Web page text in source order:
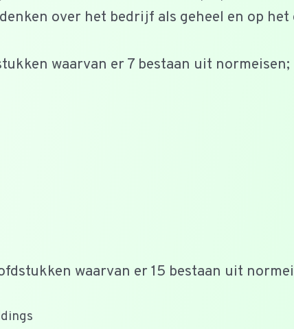
over het bedrijf als geheel en op
waarvan er 7 bestaan uit normeisen;
waarvan er 15 bestaan uit